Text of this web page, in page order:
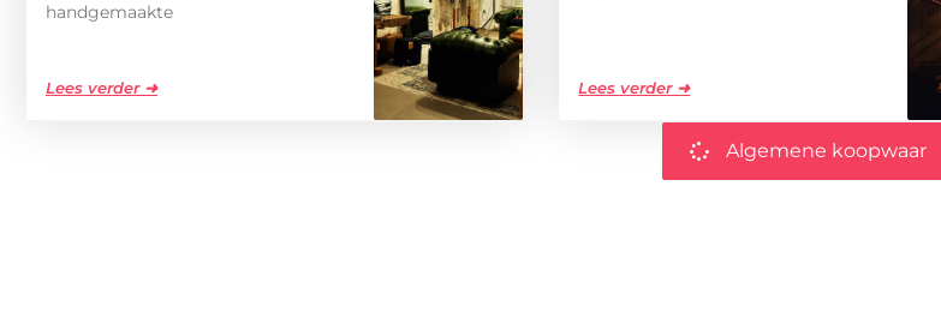
handgemaakte
Lees verder ➜ Lees verder ➜
Algemene koopwaar